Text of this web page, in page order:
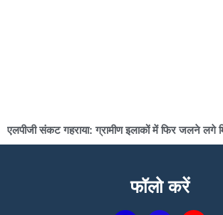
एलपीजी संकट गहराया: ग्रामीण इलाकों में फिर जलने लगे
फॉलो करें